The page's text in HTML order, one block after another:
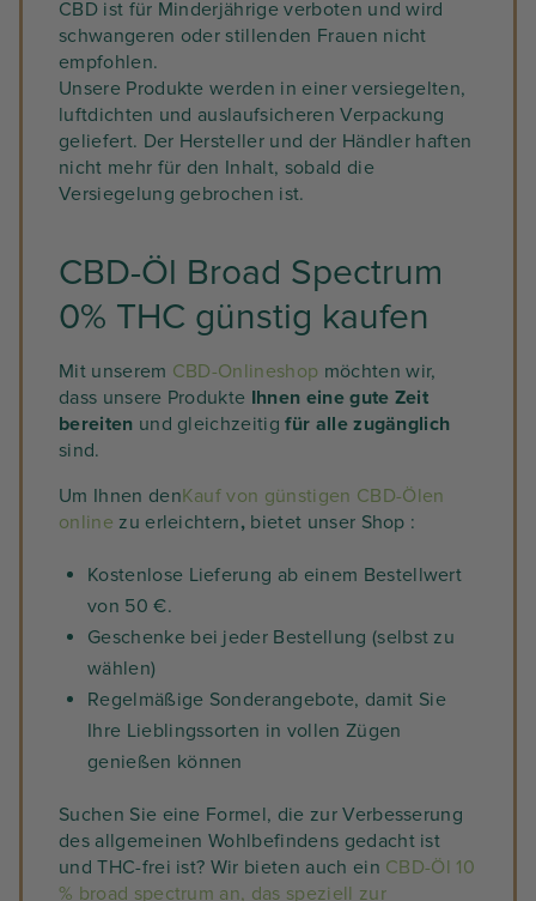
CBD ist für Minderjährige verboten und wird
schwangeren oder stillenden Frauen nicht
empfohlen.
Unsere Produkte werden in einer versiegelten,
luftdichten und auslaufsicheren Verpackung
geliefert. Der Hersteller und der Händler haften
nicht mehr für den Inhalt, sobald die
Versiegelung gebrochen ist.
CBD-Öl Broad Spectrum
0% THC günstig kaufen
Mit unserem CBD-Onlineshop möchten wir,
dass unsere Produkte Ihnen eine gute Zeit
bereiten und gleichzeitigfür alle zugänglich
sind.
Um Ihnen denKauf von günstigen CBD-Ölen
online zu erleichtern, bietet unser Shop :
Kostenlose Lieferung ab einem Bestellwert
von 50 €.
Geschenke bei jeder Bestellung (selbst zu
wählen)
Regelmäßige Sonderangebote, damit Sie
Ihre Lieblingssorten in vollen Zügen
genießen können
Suchen Sie eine Formel, die zur Verbesserung
des allgemeinen Wohlbefindens gedacht ist
und THC-frei ist? Wir bieten auch ein CBD-Öl 10
% broad spectrum an, das speziell zur